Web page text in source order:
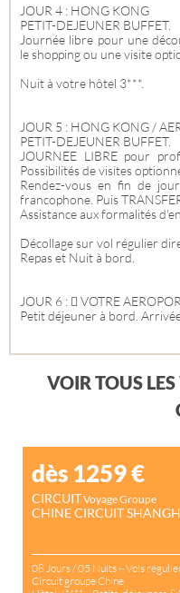
JOUR 4 : HONG KONG
PETIT-DEJEUNER BUFFET.
Journée libre pour une
le shopping ou une visite
Nuit à votre hôtel 3***.
JOUR 5 : HONG KONG /
PETIT-DEJEUNER BUFFET.
JOURNEE LIBRE pour
Possibilités de visites
Rendez-vous en fin de
francophone. Puis
Assistance aux formalités
Décollage sur vol régulier
Repas et Nuit à bord.
JOUR 6 :  VOTRE
Petit déjeuner à bord.
VOIR TOUS
dès 1259€
CIRCUITVoyage Groupe
CHINE CIRCUIT
08 Jours / 05 Nuits – Vols
Circuit groupe Chine